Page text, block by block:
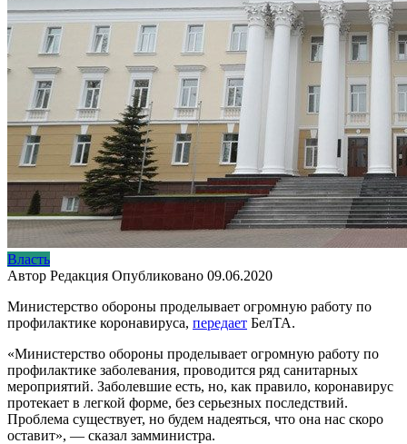
Власть
Автор Редакция Опубликовано 09.06.2020
Министерство обороны проделывает огромную работу по
профилактике коронавируса, передает БелТА.
«Министерство обороны проделывает огромную работу по
профилактике заболевания, проводится ряд санитарных
мероприятий. Заболевшие есть, но, как правило, коронавирус
протекает в легкой форме, без серьезных последствий.
Проблема существует, но будем надеяться, что она нас скоро
оставит», — сказал замминистра.